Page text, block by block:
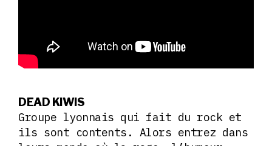
DEAD KIWIS
Groupe lyonnais qui fait du rock et
ils sont contents. Alors entrez dans